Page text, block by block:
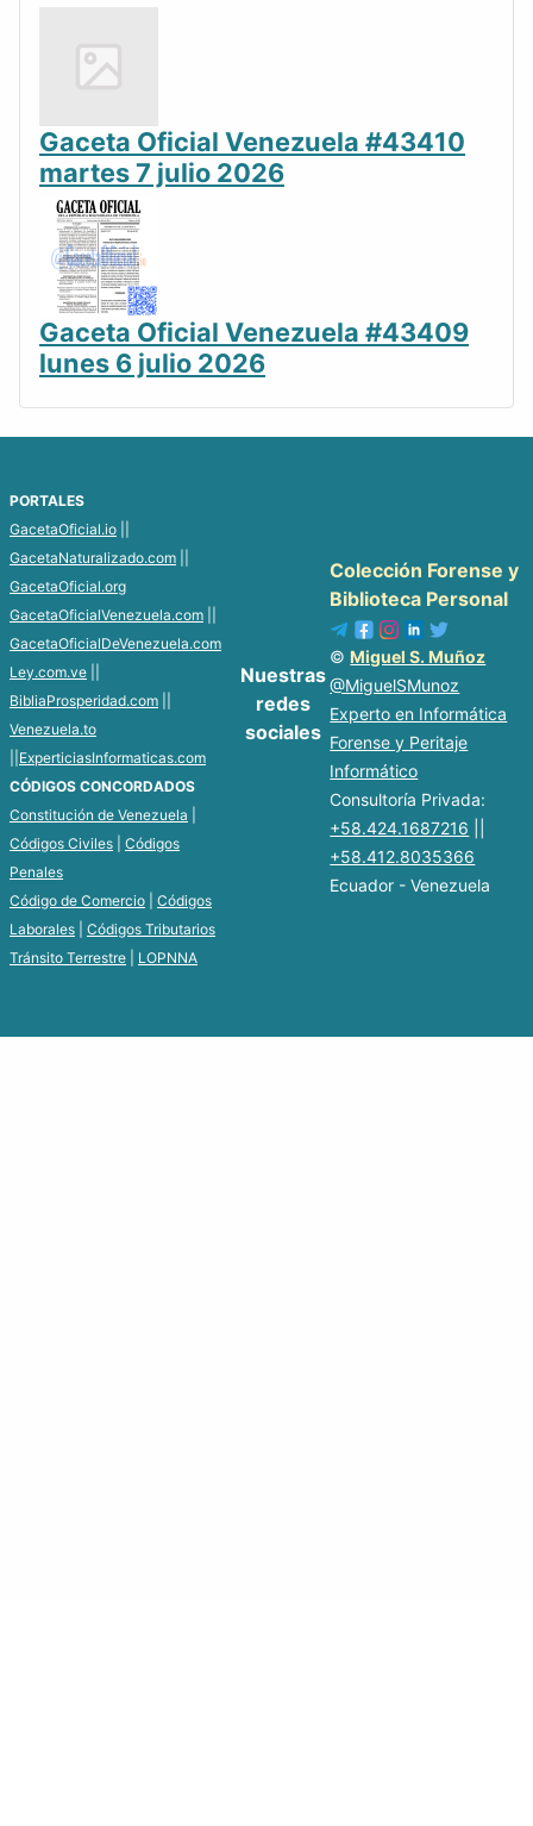
Gaceta Oficial Venezuela #43410
martes 7 julio 2026
Gaceta Oficial Venezuela #43409
lunes 6 julio 2026
PORTALES
GacetaOficial.io
GacetaNaturalizado.com
GacetaOficial.org
GacetaOficialVenezuela.com
GacetaOficialDeVenezuela.com
Ley.com.ve
BibliaProsperidad.com
Venezuela.to
ExperticiasInformaticas.com
CÓDIGOS CONCORDADOS
Constitución de Venezuela
Códigos Civiles
Códigos
Penales
Código de Comercio
Códigos
Laborales
Códigos Tributarios
Tránsito Terrestre
LOPNNA
Nuestras
redes
sociales
Colección Forense y
Biblioteca Personal
©Miguel S. Muñoz
@MiguelSMunoz
Experto en Informática
Forense y Peritaje
Informático
Consultoría Privada:
+58.424.1687216
+58.412.8035366
Ecuador - Venezuela